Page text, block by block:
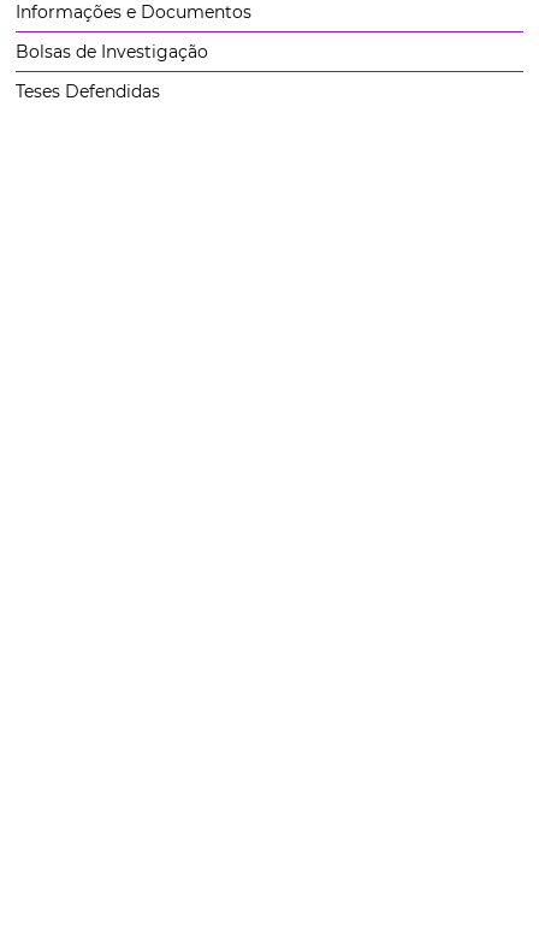
Informações e Documentos
Bolsas de Investigação
Teses Defendidas